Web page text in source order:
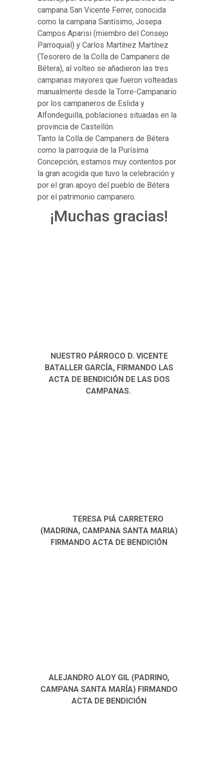
campana San Vicente Ferrer, conocida
como la campana Santísimo, Josepa
Campos Aparisi (miembro del Consejo
Parroquial) y Carlos Martínez Martínez
(Tesorero de la Colla de Campaners de
Bétera), al volteo se añadieron las tres
campanas mayores que fueron volteadas
manualmente desde la Torre-Campanario
por los campaneros de Eslida y
Alfondeguilla, poblaciones situadas en la
provincia de Castellón.
Tanto la Colla de Campaners de Bétera
como la parroquia de la Purísima
Concepción, estamos muy contentos por
la gran acogida que tuvo la celebración y
por el gran apoyo del pueblo de Bétera
por el patrimonio campanero.
¡Muchas gracias!
NUESTRO PÁRROCO D. VICENTE
BATALLER GARCÍA, FIRMANDO LAS
ACTA DE BENDICIÓN DE LAS DOS
CAMPANAS.
TERESA PIÁ CARRETERO
(MADRINA, CAMPANA SANTA MARIA)
FIRMANDO ACTA DE BENDICIÓN
ALEJANDRO ALOY GIL (PADRINO,
CAMPANA SANTA MARÍA) FIRMANDO
ACTA DE BENDICIÓN